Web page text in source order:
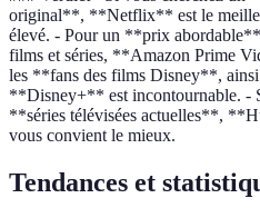
original**, **Netflix** est le
élevé. - Pour un **prix abordable**
films et séries, **Amazon Prime
les **fans des films Disney**,
**Disney+** est incontournable. -
**séries télévisées actuelles**,
vous convient le mieux.
Tendances et